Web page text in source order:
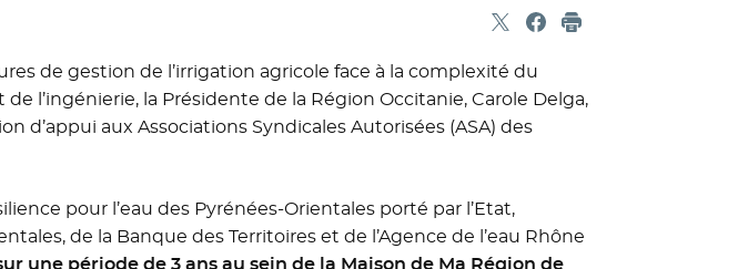
Partager sur X
- Nouvelle fenêtre
Partager sur Facebook
- Nouvelle fenêtre
Imprimer
de gestion de l’irrigation agricole face à la complexité du
l’ingénierie, la Présidente de la Région Occitanie, Carole Delga,
d’appui aux Associations Syndicales Autorisées (ASA) des
pour l’eau des Pyrénées-Orientales porté par l’Etat,
de la Banque des Territoires et de l’Agence de l’eau Rhône
une période de 3 ans au sein de la Maison de Ma Région de